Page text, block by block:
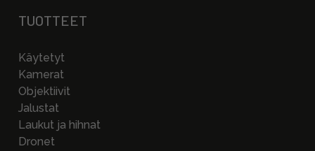
TUOTTEET
Käytetyt
Kamerat
Objektiivit
Jalustat
Laukut ja hihnat
Dronet